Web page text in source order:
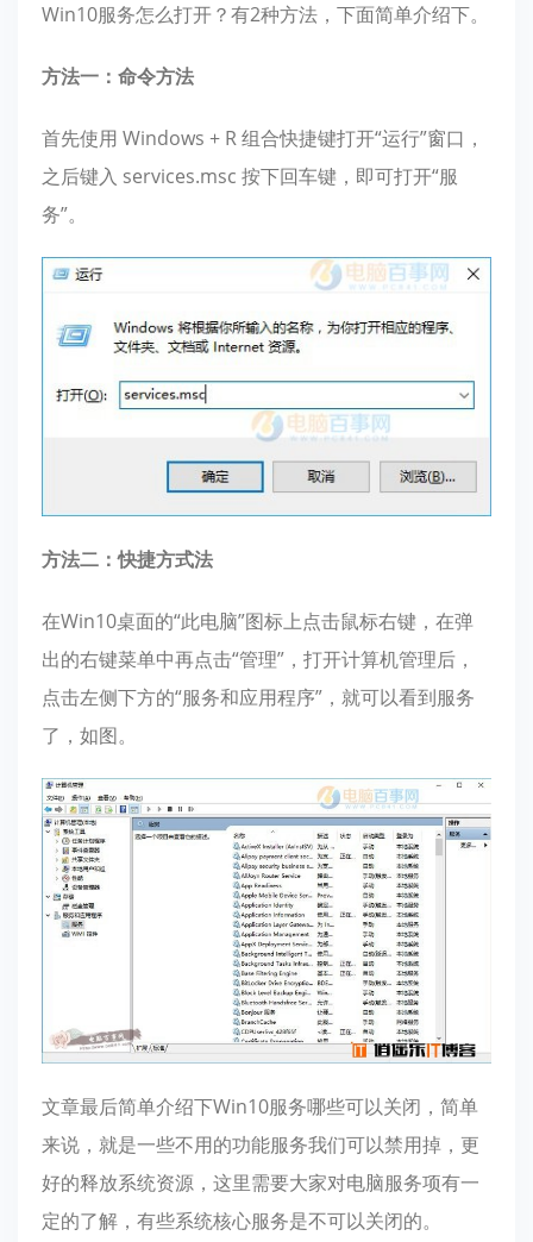
Win10服务怎么打开？有2种方法，下面简单介绍下。
方法一：命令方法
首先使用 Windows + R 组合快捷键打开“运行”窗口，
之后键入 services.msc 按下回车键，即可打开“服
务”。
方法二：快捷方式法
在Win10桌面的“此电脑”图标上点击鼠标右键，在弹
出的右键菜单中再点击“管理”，打开计算机管理后，
点击左侧下方的“服务和应用程序”，就可以看到服务
了，如图。
文章最后简单介绍下Win10服务哪些可以关闭，简单
来说，就是一些不用的功能服务我们可以禁用掉，更
好的释放系统资源，这里需要大家对电脑服务项有一
定的了解，有些系统核心服务是不可以关闭的。